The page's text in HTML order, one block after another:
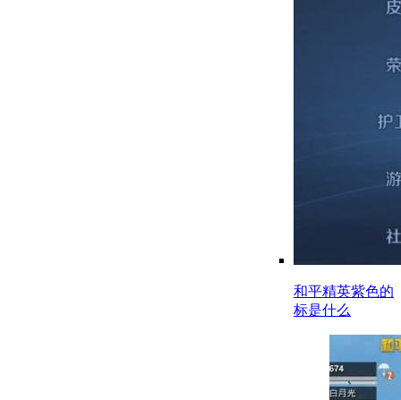
和平精英紫色的
标是什么